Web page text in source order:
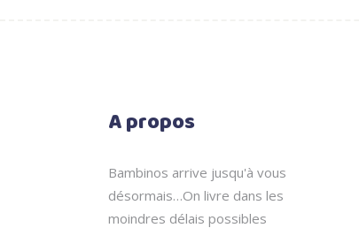
A propos
Bambinos arrive jusqu'à vous
désormais…On livre dans les
moindres délais possibles